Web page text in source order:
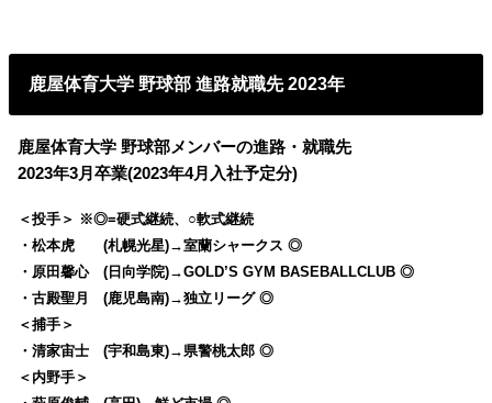
鹿屋体育大学 野球部 進路就職先 2023年
鹿屋体育大学 野球部メンバーの進路・就職先
2023年3月卒業(2023年4月入社予定分)
＜投手＞ ※◎=硬式継続、○軟式継続
・松本虎 (札幌光星)→室蘭シャークス ◎
・原田馨心 (日向学院)→GOLD’S GYM BASEBALLCLUB ◎
・古殿聖月 (鹿児島南)→独立リーグ ◎
＜捕手＞
・清家宙士 (宇和島東)→県警桃太郎 ◎
＜内野手＞